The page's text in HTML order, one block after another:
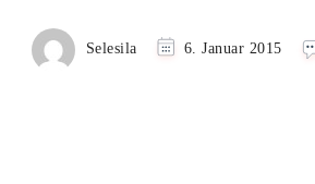
Selesila 6. Januar 2015